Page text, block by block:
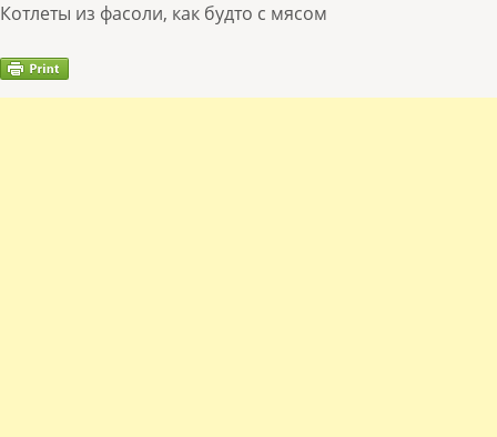
Котлеты из фасоли, как будто с мясом